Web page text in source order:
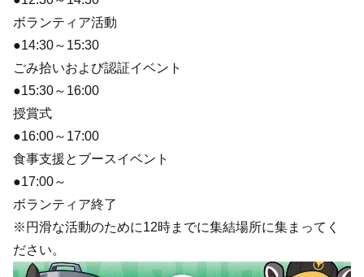
ボランティア活動
●14:30～15:30
ごみ拾いおよび認証イベント
●15:30～16:00
授賞式
●16:00～17:00
食事支援とブースイベント
●17:00～
ボランティア終了
※円滑な活動のために12時までに集結場所に集まってく
ださい。